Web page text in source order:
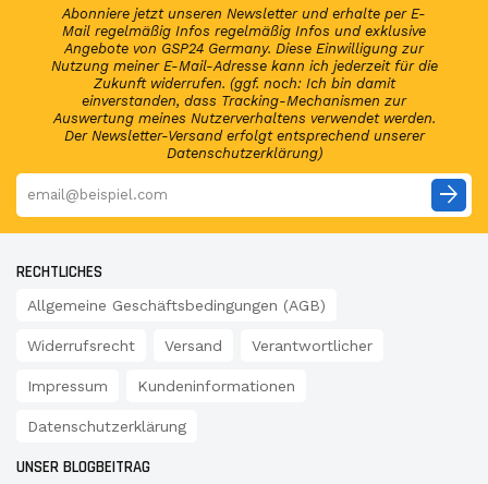
Abonniere jetzt unseren Newsletter und erhalte per E-
Mail regelmäßig Infos regelmäßig Infos und exklusive
Angebote von GSP24 Germany. Diese Einwilligung zur
Nutzung meiner E-Mail-Adresse kann ich jederzeit für die
Zukunft widerrufen. (ggf. noch: Ich bin damit
einverstanden, dass Tracking-Mechanismen zur
Auswertung meines Nutzerverhaltens verwendet werden.
Der Newsletter-Versand erfolgt entsprechend unserer
Datenschutzerklärung)
arrow_forward
RECHTLICHES
Allgemeine Geschäftsbedingungen (AGB)
Widerrufsrecht Versand Verantwortlicher
Impressum Kundeninformationen
Datenschutzerklärung
UNSER BLOGBEITRAG